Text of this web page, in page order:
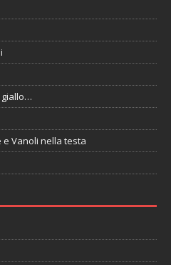
giallo…
e Vanoli nella testa